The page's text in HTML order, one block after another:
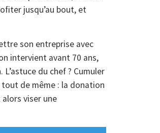
jusqu’au bout, et
son entreprise avec
intervient avant 70 ans,
du chef ? Cumuler
de même : la donation
viser une